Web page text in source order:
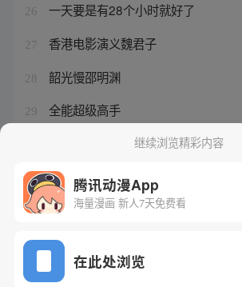
26 一天要是有28个小时就好了
27 香港电影演义魏君子
28 韶光慢邵明渊
29 全能超级高手
开心的一天日记100字继续浏览精彩内容
腾讯动漫App
海量漫画 新人7天免费看
在此处浏览
网站备案/许可证号：粤B2-
Copyright©1998 - 2026 Tencent. All